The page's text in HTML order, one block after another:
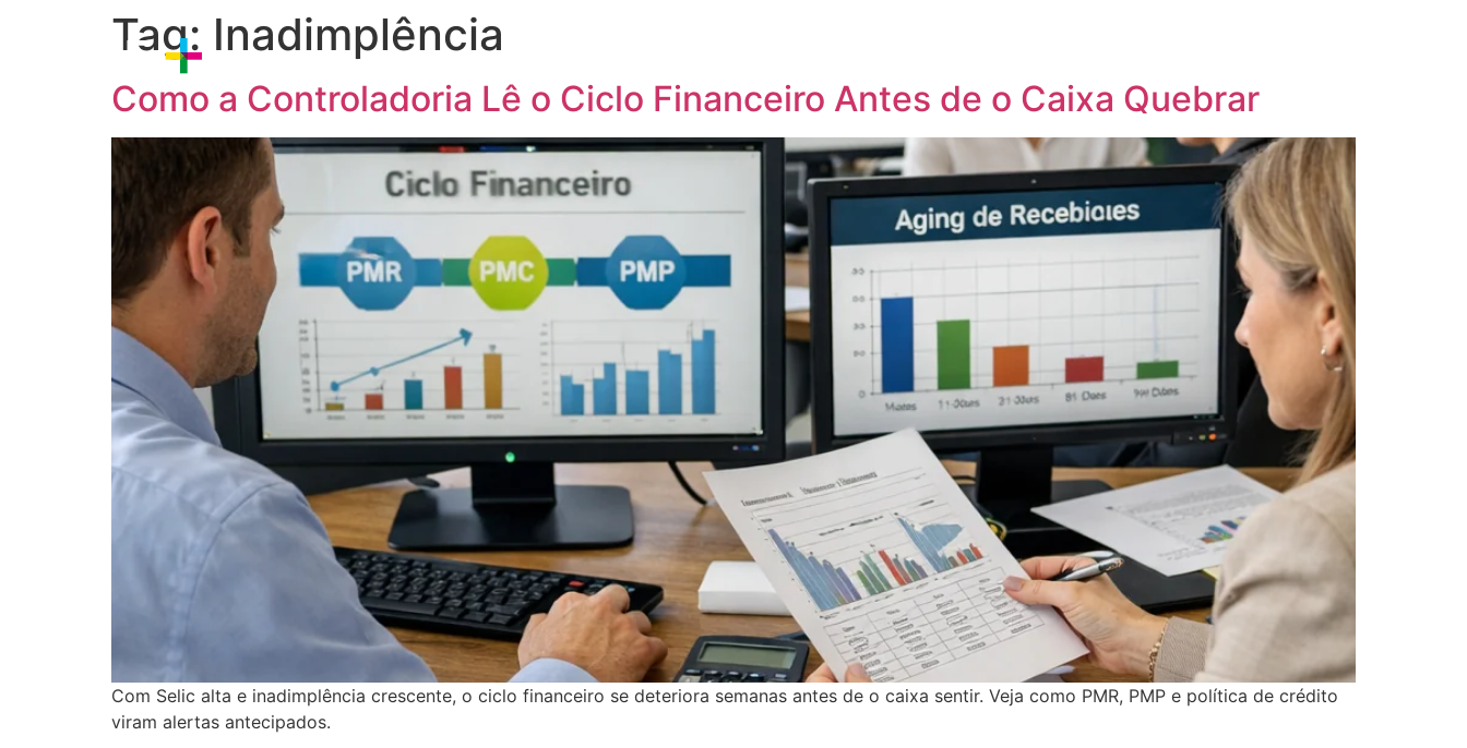
Estratégia
Tag: Inadimplência
Como a Controladoria Lê o Ciclo Financeiro Antes de o Caixa Quebrar
Com Selic alta e inadimplência crescente, o ciclo financeiro se deteriora semanas antes de o caixa sentir. Veja como PMR, PMP e política de crédito
viram alertas antecipados.